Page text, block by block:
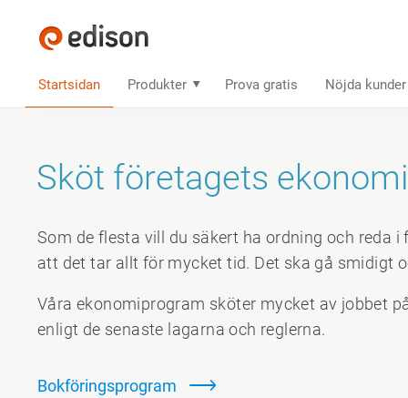
Startsidan Produkter Prova gratis Nöjda kunder
Sköt företagets
Som de flesta vill du säkert ha ordning och reda
att det tar allt för mycket tid. Det ska gå smidigt
Våra ekonomi­program sköter mycket av jobbet
enligt de senaste lagarna och reglerna.
Bokföringsprogram